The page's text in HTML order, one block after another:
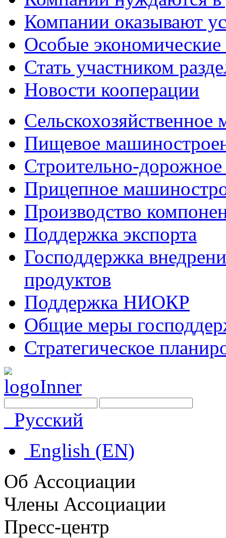
Компании оказывают
Особые
Стать участником
Новости кооперации
Пищевое
Строительно-
Прицепное
Производство
Поддержка экспорта
Господдержка
продуктов
Поддержка НИОКР
Общие меры
Стратегическое
Русский
English (EN)
Об Ассоциации
Члены Ассоциации
Пресс-центр